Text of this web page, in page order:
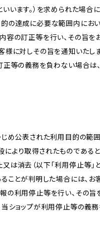
います。）を求められた場合
の達成に必要な範囲内にお
容の訂正等を行い、その旨を
に対しその旨を通知いたしま
正等の義務を負わない場合は
じめ公表された利用目的の範
より取得されたものである
は消去（以下「利用停止等」
ことが判明した場合には、お
の利用停止等を行い、その旨
当ショップが利用停止等の義